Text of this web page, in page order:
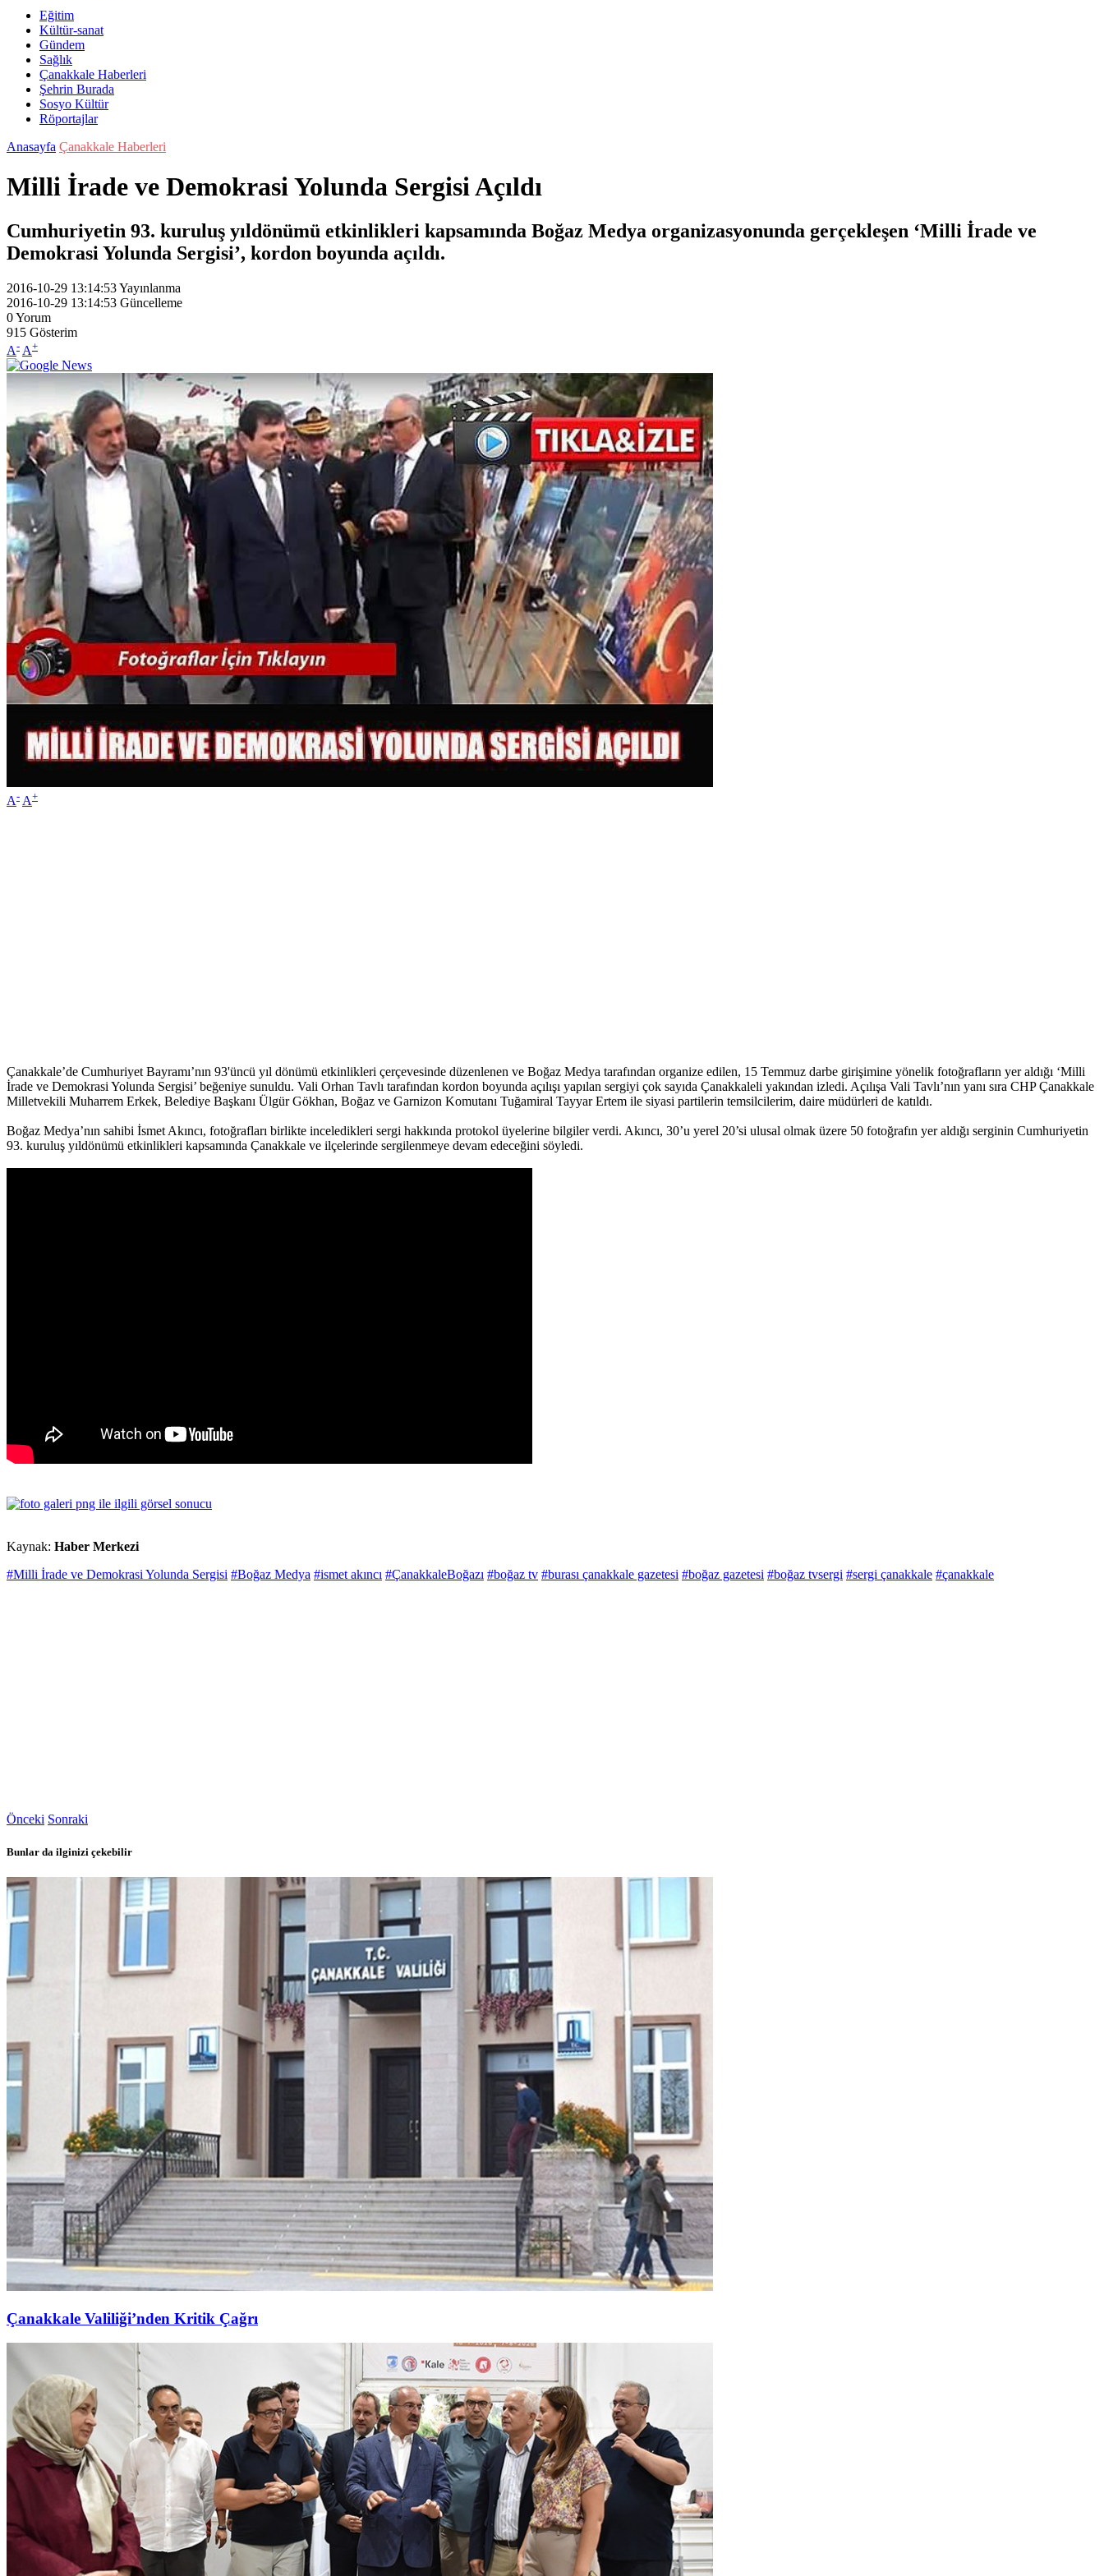
Eğitim
Kültür-sanat
Gündem
Sağlık
Çanakkale Haberleri
Şehrin Burada
Sosyo Kültür
Röportajlar
Anasayfa Çanakkale Haberleri
Milli İrade ve Demokrasi Yolunda Sergisi Açıldı
Cumhuriyetin 93. kuruluş yıldönümü etkinlikleri kapsamında Boğaz Medya organizasyonunda gerçekleşen ‘Milli İrade ve
Demokrasi Yolunda Sergisi’, kordon boyunda açıldı.
2016-10-29 13:14:53Yayınlanma
2016-10-29 13:14:53 Güncelleme
0Yorum
915 Gösterim
A- A+
A- A+
Çanakkale’de Cumhuriyet Bayramı’nın 93'üncü yıl dönümü etkinlikleri çerçevesinde düzenlenen ve Boğaz Medya tarafından organize edilen, 15 Temmuz darbe girişimine yönelik fotoğrafların yer aldığı ‘Milli
İrade ve Demokrasi Yolunda Sergisi’ beğeniye sunuldu. Vali Orhan Tavlı tarafından kordon boyunda açılışı yapılan sergiyi çok sayıda Çanakkaleli yakından izledi. Açılışa Vali Tavlı’nın yanı sıra CHP Çanakkale
Milletvekili Muharrem Erkek, Belediye Başkanı Ülgür Gökhan, Boğaz ve Garnizon Komutanı Tuğamiral Tayyar Ertem ile siyasi partilerin temsilcilerim, daire müdürleri de katıldı.
Boğaz Medya’nın sahibi İsmet Akıncı, fotoğrafları birlikte inceledikleri sergi hakkında protokol üyelerine bilgiler verdi. Akıncı, 30’u yerel 20’si ulusal olmak üzere 50 fotoğrafın yer aldığı serginin Cumhuriyetin
93. kuruluş yıldönümü etkinlikleri kapsamında Çanakkale ve ilçelerinde sergilenmeye devam edeceğini söyledi.
Kaynak: Haber Merkezi
#Milli İrade ve Demokrasi Yolunda Sergisi #Boğaz Medya #ismet akıncı #ÇanakkaleBoğazı #boğaz tv #burası çanakkale gazetesi #boğaz gazetesi #boğaz tvsergi #sergi çanakkale #çanakkale
Önceki Sonraki
Bunlar da ilginizi çekebilir
Çanakkale Valiliği’nden Kritik Çağrı